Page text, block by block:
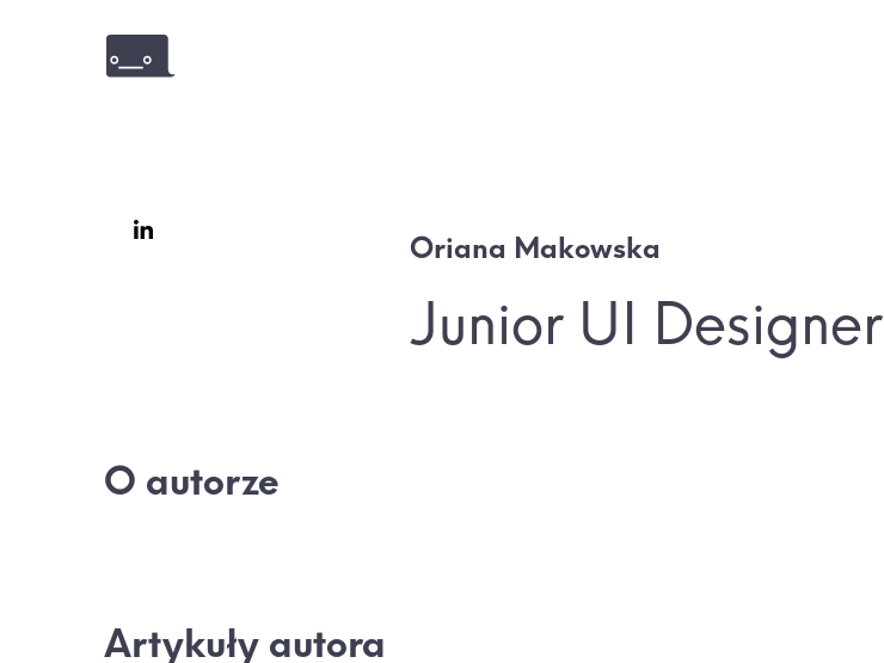
Oriana Makowska
Junior UI Designer
O autorze
Artykuły autora